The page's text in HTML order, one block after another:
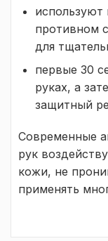
используют
противном
для
первые 30
руках, а
защитный
Современные
рук
кожи, не
применять